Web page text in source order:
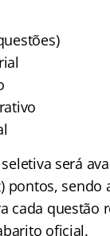
será
pontos,
cada questão
oficial.